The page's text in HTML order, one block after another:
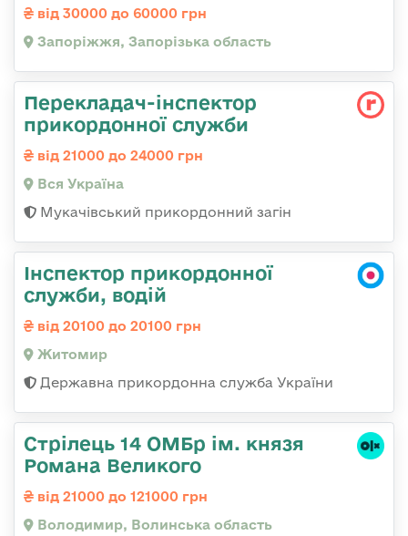
від 30000 до 60000 грн
Запоріжжя, Запорізька область
Перекладач-інспектор
прикордонної служби
від 21000 до 24000 грн
Вся Україна
Мукачівський прикордонний загін
Інспектор прикордонної
служби, водій
від 20100 до 20100 грн
Житомир
Державна прикордонна служба України
Стрілець 14 ОМБр ім. князя
Романа Великого
від 21000 до 121000 грн
Володимир, Волинська область